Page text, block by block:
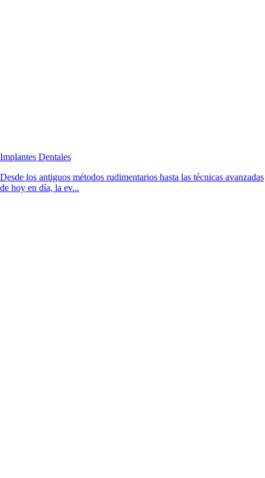
Implantes Dentales
Desde los antiguos métodos rudimentarios hasta las técnicas avanzadas
de hoy en día, la ev...